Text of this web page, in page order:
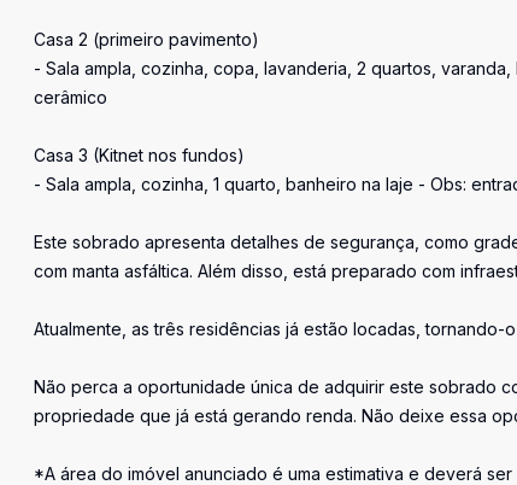
Casa 2 (primeiro pavimento)
- Sala ampla, cozinha, copa, lavanderia, 2 quartos,
cerâmico
Casa 3 (Kitnet nos fundos)
- Sala ampla, cozinha, 1 quarto, banheiro na laje - Obs:
Este sobrado apresenta detalhes de segurança, como
com manta asfáltica. Além disso, está preparado com
Atualmente, as três residências já estão locadas, tornando-
Não perca a oportunidade única de adquirir este sobrado
propriedade que já está gerando renda. Não deixe essa
*A área do imóvel anunciado é uma estimativa e deverá